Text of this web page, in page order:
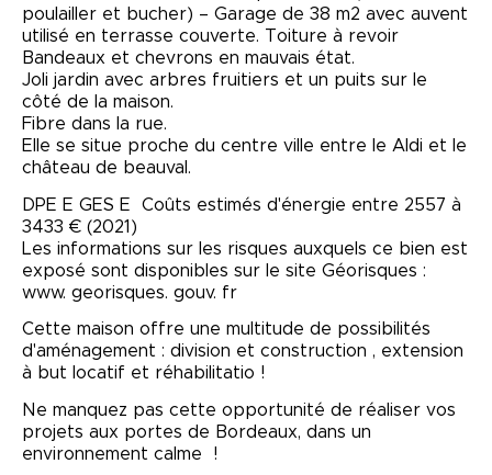
poulailler et bucher) – Garage de 38 m2 avec auvent
utilisé en terrasse couverte. Toiture à revoir
Bandeaux et chevrons en mauvais état.
Joli jardin avec arbres fruitiers et un puits sur le
côté de la maison.
Fibre dans la rue.
Elle se situe proche du centre ville entre le Aldi et le
château de beauval.
DPE E GES E Coûts estimés d'énergie entre 2557 à
3433 € (2021)
Les informations sur les risques auxquels ce bien est
exposé sont disponibles sur le site Géorisques :
www. georisques. gouv. fr
Cette maison offre une multitude de possibilités
d'aménagement : division et construction , extension
à but locatif et réhabilitatio !
Ne manquez pas cette opportunité de réaliser vos
projets aux portes de Bordeaux, dans un
environnement calme !